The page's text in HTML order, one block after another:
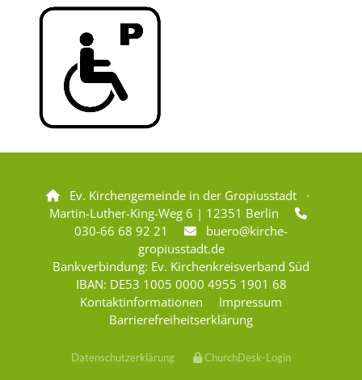

Ev. Kirchengemeinde in der Gropiusstadt ·
Martin-Luther-King-Weg 6 | 12351 Berlin

030-66 68 92 21 
buero@kirche-
gropiusstadt.de
Bankverbindung: Ev. Kirchenkreisverband Süd
IBAN: DE53 1005 0000 4955 1901 68
Kontaktinformationen
Impressum
Barrierefreiheitserklärung
Datenschutzerklärung ChurchDesk-Login